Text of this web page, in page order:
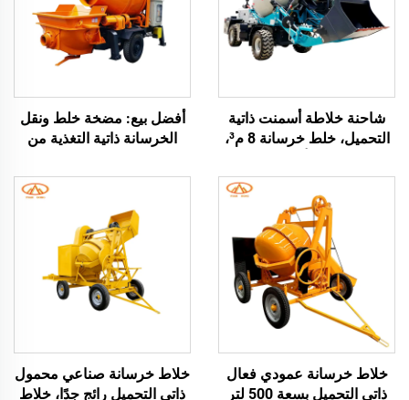
شاحنة خلاطة أسمنت ذاتية
التحميل، خلط خرسانة 8 م³،
التحميل، شاحنة صغيرة لخلط
الخرسانة بسعة 3 م³
أفضل بيع: مضخة خلط ونقل
الخرسانة ذاتية التغذية من
خلاط خرسانة عمودي فعال
ذاتي التحميل بسعة 500 لتر
خلاط خرسانة صناعي محمول
ذاتي التحميل رائج جدًا، خلاط